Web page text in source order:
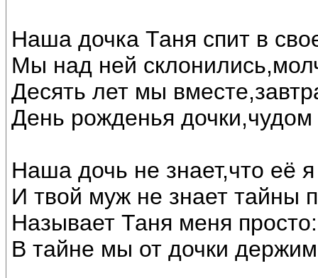
Наша дочка Таня спит в
Мы над ней
Десять лет мы
День рожденья дочки,чудом
Наша дочь не знает,что её
И твой муж не знает тайны
Называет Таня меня
В тайне мы от дочки